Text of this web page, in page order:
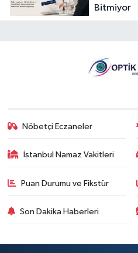
Bitmiyor
Nöbetçi Eczaneler
İstanbul Namaz Vakitleri
Puan Durumu ve Fikstür
Son Dakika Haberleri